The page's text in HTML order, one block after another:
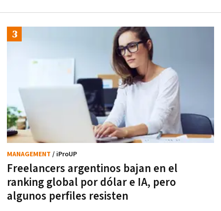
Freelancers argentinos bajan en el
ranking global por dólar e IA, pero
algunos perfiles resisten
MANAGEMENT / iProUP